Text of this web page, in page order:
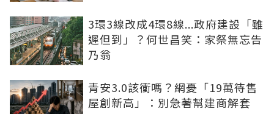
3環3線改成4環8線...政府建設「雖
遲但到」？何世昌笑：家祭無忘告
乃翁
青安3.0該衝嗎？網憂「19萬待售
屋創新高」：別急著幫建商解套